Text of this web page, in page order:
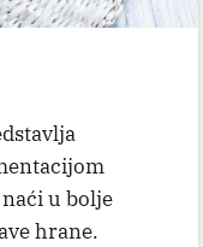
naći u bolje
hrane.